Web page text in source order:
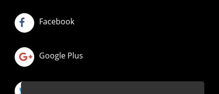
Facebook
Google Plus